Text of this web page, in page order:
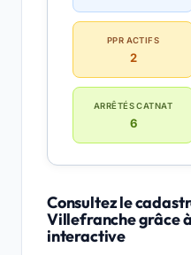
PPR ACTIFS
2
ARRÊTÉS CATNAT
6
Consultez le
Villefranche grâce
interactive